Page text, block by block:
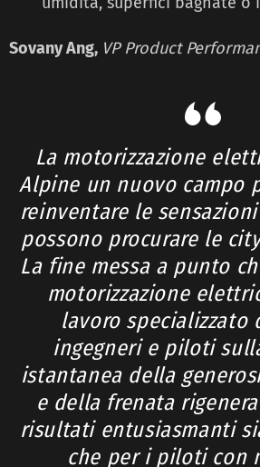
Sovany Ang, VP Product
La motorizzazione
Alpine un nuovo campo
reinventare le
possono procurare le
La fine messa a punto
motorizzazione
lavoro specializzato
ingegneri e piloti
istantanea della
e della frenata
risultati entusiasmanti
che per i piloti con